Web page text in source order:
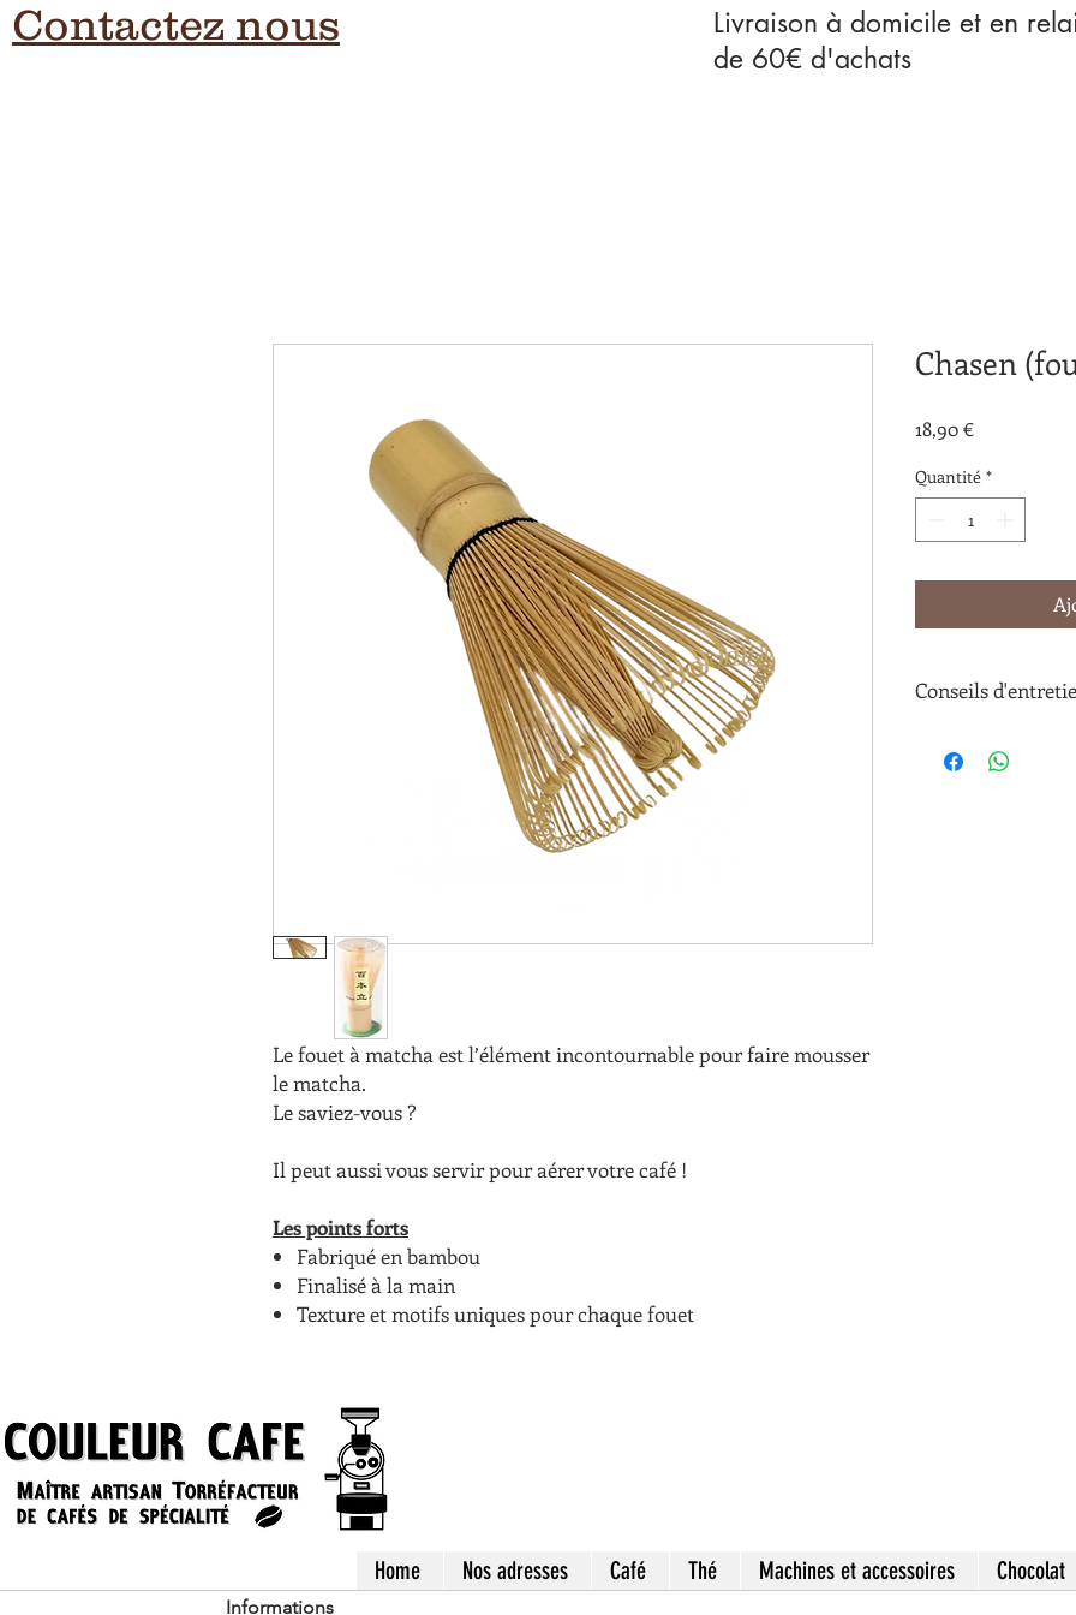
Contactez nous
Livraison à domicile et en
de 60€ d'achats
Le fouet à matcha est l’élément incontournable pour faire mousser
le matcha.
Le saviez-vous ?
Il peut aussi vous servir pour aérer votre café !
Les points forts
Fabriqué en bambou
Finalisé à la main
Texture et motifs uniques pour chaque fouet
Chasen
18,90 €Prix
Quantité *
Conseils
que la texture et
Home Nos adresses Café Thé Machines et accessoires Chocolat
Informations